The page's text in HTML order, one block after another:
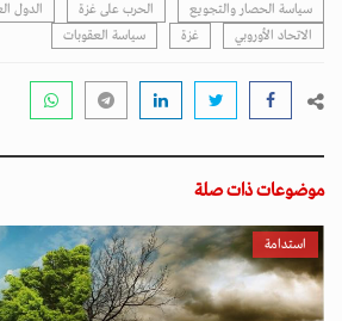
سياسة الحصار والتجويع
الحرب على غزة الدول
الاتحاد الأوروبي
غزة سياسة العقوبات
موضوعات ذات صلة
استدامة